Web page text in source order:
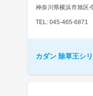
神奈川県横浜市旭区
TEL: 045-465-6871
カダン 除草王シ